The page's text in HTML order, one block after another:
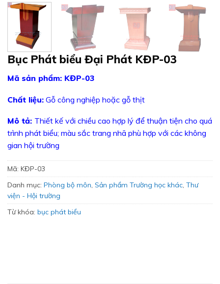
Bục Phát biểu Đại Phát KĐP-03
Mã sản phẩm: KĐP-03
Chất liệu: Gỗ công nghiệp hoặc gỗ thịt
Mô tả: Thiết kế với chiều cao hợp lý để thuận tiện cho quá
trình phát biểu; màu sắc trang nhã phù hợp với các không
gian hội trường
Mã: KĐP-03
Danh mục: Phòng bộ môn, Sản phẩm Trường học khác, Thư
viện - Hội trường
Từ khóa: bục phát biểu